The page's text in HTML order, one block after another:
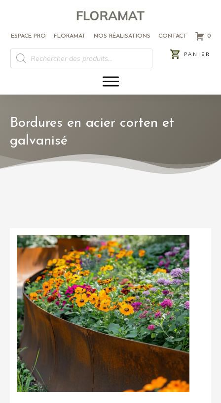
ESPACE PRO FLORAMAT NOS RÉALISATIONS CONTACT 0
PANIER
RECHERCHE
DE
PRODUITS
Bordures en acier corten et
galvanisé